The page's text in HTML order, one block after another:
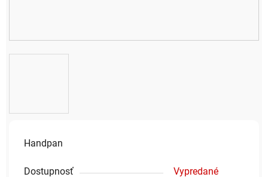
Handpan
Dostupnosť
Vypredané